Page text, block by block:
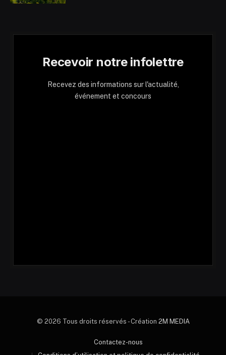
Recevoir notre infolettre
Recevez des informations sur l'actualité,
événement et concours
© 2026 Tous droits réservés - Création 2M MEDIA
Contactez-nous